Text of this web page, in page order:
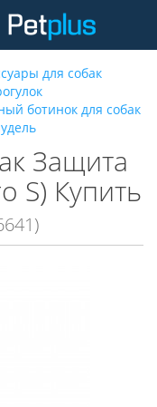
для собак
ботинок для собак
Защита
S) Купить